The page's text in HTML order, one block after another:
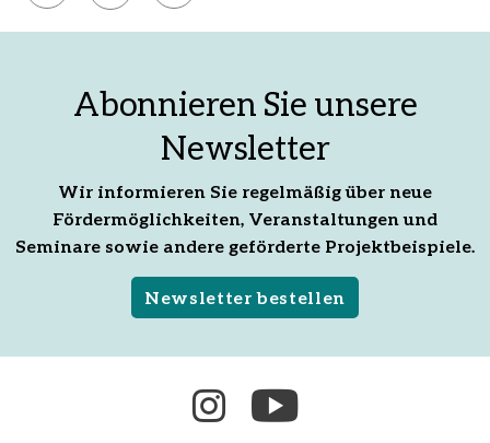
teilen
Mail
Abonnieren Sie unsere
Newsletter
Wir informieren Sie regelmäßig über neue
Fördermöglichkeiten, Veranstaltungen und
Seminare sowie andere geförderte Projektbeispiele.
Newsletter bestellen